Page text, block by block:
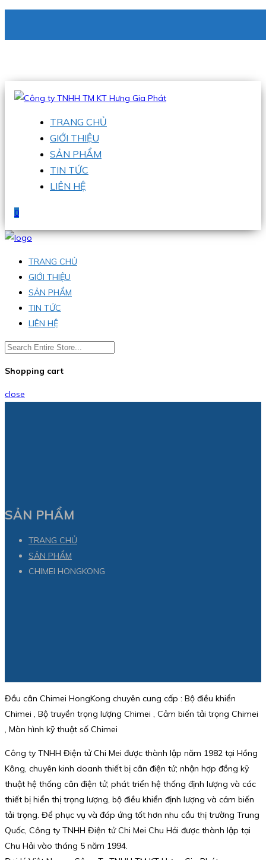
Hotline:0938 336 079
TRANG CHỦ
GIỚI THIỆU
SẢN PHẨM
TIN TỨC
LIÊN HỆ
0
TRANG CHỦ
GIỚI THIỆU
SẢN PHẨM
TIN TỨC
LIÊN HỆ
Shopping cart
close
SẢN PHẨM
TRANG CHỦ
SẢN PHẨM
CHIMEI HONGKONG
Đầu cân Chimei HongKong chuyên cung cấp : Bộ điều khiển
Chimei , Bộ truyền trọng lượng Chimei , Cảm biến tải trọng Chimei
, Màn hình kỹ thuật số Chimei
Công ty TNHH Điện tử Chi Mei được thành lập năm 1982 tại Hồng
Kông, chuyên kinh doanh thiết bị cân điện tử; nhận hợp đồng kỹ
thuật hệ thống cân điện tử; phát triển hệ thống định lượng và các
thiết bị hiển thị trọng lượng, bộ điều khiển định lượng và cảm biến
tải trọng. Để phục vụ và đáp ứng tốt hơn nhu cầu thị trường Trung
Quốc, Công ty TNHH Điện tử Chi Mei Chu Hải được thành lập tại
Chu Hải vào tháng 5 năm 1994.